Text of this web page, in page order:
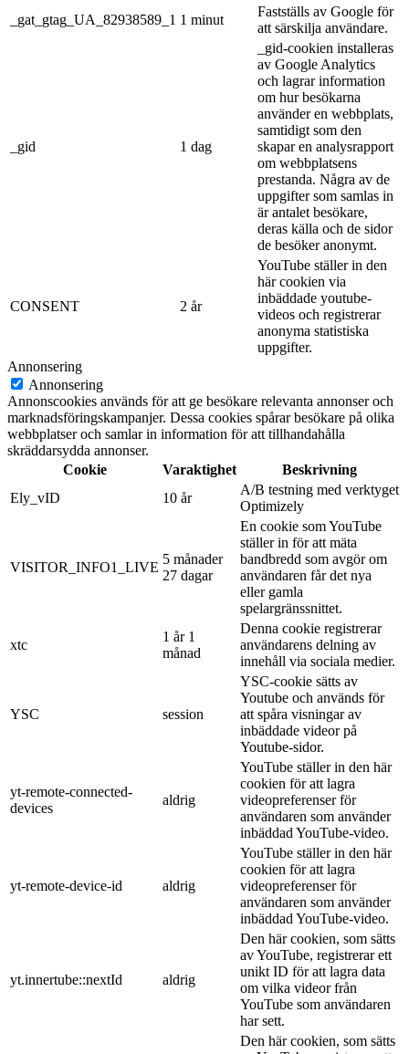
_gat_gtag_UA_82938589_1 1 minut
Fastställs av Google för
att särskilja användare.
_gid 1 dag
_gid-cookien installeras
av Google Analytics
och lagrar information
om hur besökarna
använder en webbplats,
samtidigt som den
skapar en analysrapport
om webbplatsens
prestanda. Några av de
uppgifter som samlas in
är antalet besökare,
deras källa och de sidor
de besöker anonymt.
CONSENT 2 år
YouTube ställer in den
här cookien via
inbäddade youtube-
videos och registrerar
anonyma statistiska
uppgifter.
Annonsering
Annonsering
Annonscookies används för att ge besökare relevanta annonser och
marknadsföringskampanjer. Dessa cookies spårar besökare på olika
webbplatser och samlar in information för att tillhandahålla
skräddarsydda annonser.
Cookie
Varaktighet
Beskrivning
Ely_vID
10 år
A/B testning med verktyget
Optimizely
VISITOR_INFO1_LIVE
5 månader
27 dagar
En cookie som YouTube
ställer in för att mäta
bandbredd som avgör om
användaren får det nya
eller gamla
spelargränssnittet.
xtc
1 år 1
månad
Denna cookie registrerar
användarens delning av
innehåll via sociala medier.
YSC session
YSC-cookie sätts av
Youtube och används för
att spåra visningar av
inbäddade videor på
Youtube-sidor.
yt-remote-connected-
devices
aldrig
YouTube ställer in den här
cookien för att lagra
videopreferenser för
användaren som använder
inbäddad YouTube-video.
yt-remote-device-id aldrig
YouTube ställer in den här
cookien för att lagra
videopreferenser för
användaren som använder
inbäddad YouTube-video.
yt.innertube::nextId aldrig
Den här cookien, som sätts
av YouTube, registrerar ett
unikt ID för att lagra data
om vilka videor från
YouTube som användaren
har sett.
Den här cookien, som sätts